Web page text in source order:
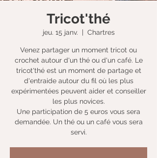
Tricot'thé
jeu. 15 janv.
  |
Chartres
Venez partager un moment tricot ou
crochet autour d'un thé ou d'un café. Le
tricot'thé est un moment de partage et
d'entraide autour du fil où les plus
expérimentées peuvent aider et conseiller
les plus novices.
Une participation de 5 euros vous sera
demandée. Un thé ou un café vous sera
servi.